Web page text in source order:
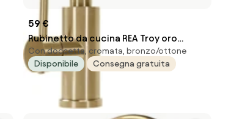
59 €
Rubinetto da cucina REA Troy oro
spazzolato
Con doccetta, cromata, bronzo/ottone
Disponibile
Consegna gratuita